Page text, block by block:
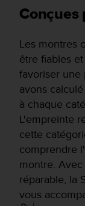
Conçues
Les montres
être fiables
favoriser une
avons
à chaque
L'empreinte
cette
comprendre
montre.
réparable, la
vous